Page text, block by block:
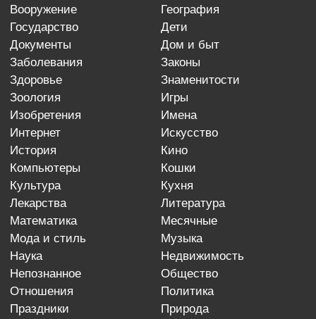
вооружение
география
государство
дети
документы
дом и быт
заболевания
законы
здоровье
знаменитости
зоология
игры
изобретения
имена
интернет
искусство
история
кино
компьютеры
кошки
культура
кухня
лекарства
литература
математика
месячные
мода и стиль
музыка
наука
недвижимость
непознанное
общество
отношения
политика
праздники
природа